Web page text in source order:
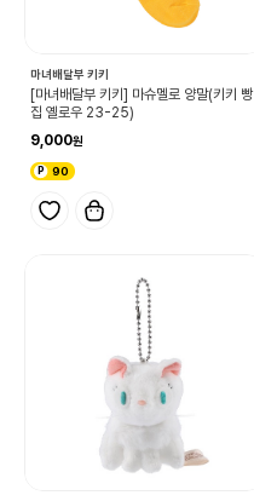
마녀배달부 키키
[마녀배달부 키키] 마슈멜로 양말(키키 빵
집 옐로우 23-25)
9,000
90